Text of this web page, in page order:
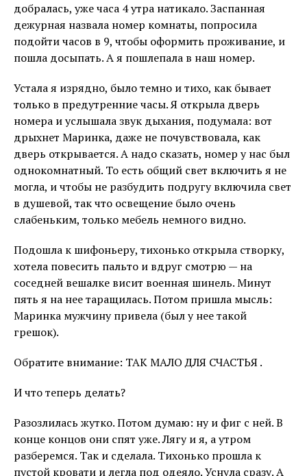
добралась, уже часа 4 утра натикало. Заспанная
дежурная назвала номер комнаты, попросила
подойти часов в 9, чтобы оформить проживание, и
пошла досыпать. А я пошлепала в наш номер.
Устала я изрядно, было темно и тихо, как бывает
только в предутренние часы. Я открыла дверь
номера и услышала звук дыхания, подумала: вот
дрыхнет Маринка, даже не почувствовала, как
дверь открывается. А надо сказать, номер у нас был
однокомнатный. То есть общий свет включить я не
могла, и чтобы не разбудить подругу включила свет
в душевой, так что освещение было очень
слабеньким, только мебель немного видно.
Подошла к шифоньеру, тихонько открыла створку,
хотела повесить пальто и вдруг смотрю — на
соседней вешалке висит военная шинель. Минут
пять я на нее таращилась. Потом пришла мысль:
Маринка мужчину привела (был у нее такой
грешок).
Обратите внимание: ТАК МАЛО ДЛЯ СЧАСТЬЯ .
И что теперь делать?
Разозлилась жутко. Потом думаю: ну и фиг с ней. В
конце концов они спят уже. Лягу и я, а утром
разберемся. Так и сделала. Тихонько прошла к
пустой кровати и легла под одеяло. Уснула сразу. А